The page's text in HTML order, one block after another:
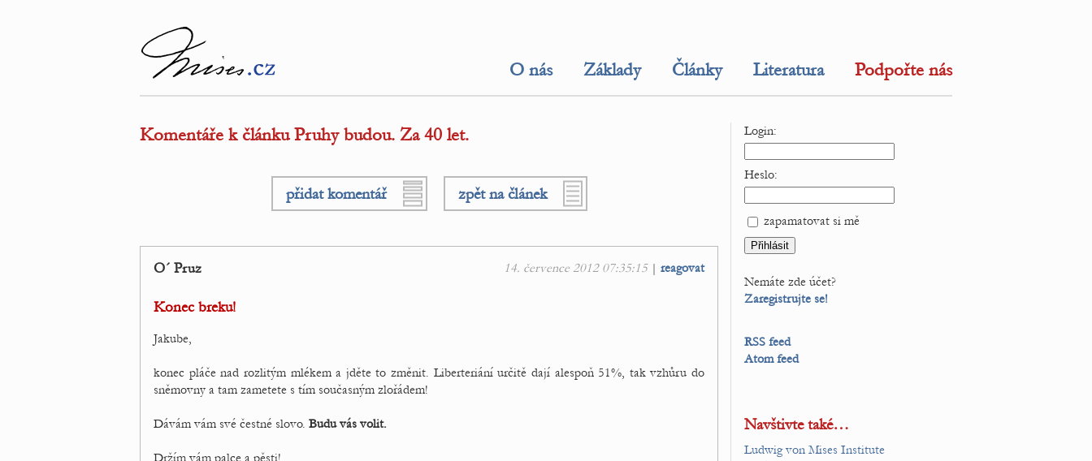
O nás Základy Články Literatura Podpořte nás
Komentáře k článku Pruhy budou. Za 40 let.
přidat komentář zpět na článek
14. července 2012 07:35:15| reagovat
O´ Pruz
Konec breku!
Jakube,
konec pláče nad rozlitým mlékem a jděte to změnit. Liberteriání určitě dají alespoň 51%, tak vzhůru do
sněmovny a tam zametete s tím současným zlořádem!
Dávám vám své čestné slovo. Budu vás volit.
Držím vám palce a pěsti!
Login:
Heslo:
zapamatovat si mě
Nemáte zde účet?
Zaregistrujte se!
RSS feed
Atom feed
Navštivte také…
Ludwig von Mises Institute